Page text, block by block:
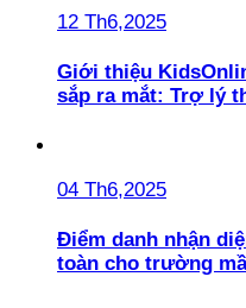
12 Th6,2025
Giới thiệu
sắp ra mắt: Trợ lý
04 Th6,2025
Điểm danh nhận
toàn cho trường